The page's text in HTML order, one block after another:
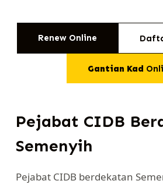
Renew Online
Gantian Kad
Pejabat CIDB
Semenyih
Pejabat CIDB berdekatan